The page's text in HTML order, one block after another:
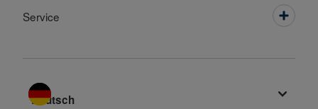
Service
Sprache wechseln zu